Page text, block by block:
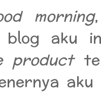
morning
blog aku
product